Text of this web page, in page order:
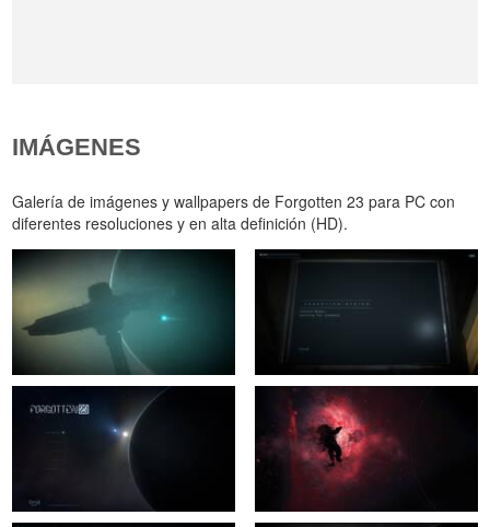
IMÁGENES
Galería de imágenes y wallpapers de Forgotten 23 para PC con
diferentes resoluciones y en alta definición (HD).